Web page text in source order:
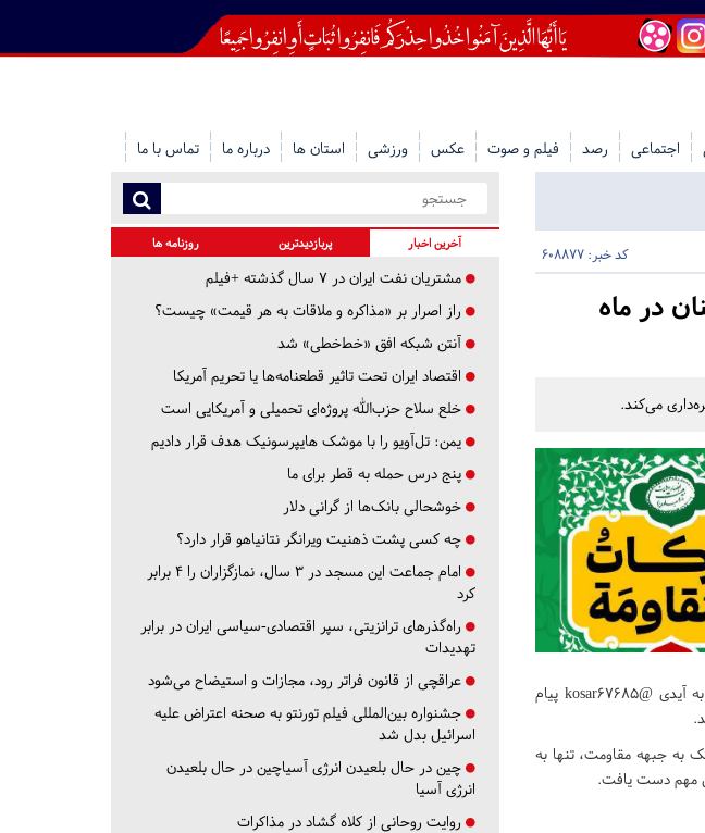
اجتماعی رصد فیلم و صوت عکس ورزشی استان ها درباره ما تماس با ما
کد خبر: 608877
در ماه
می‌کند.
برای کسب اطلاعات بیشتر و هماهنگی جهت مشارکت در این طرح خداپسندانه، می‌توانید در پیام‌رسان ایتا به آیدی @kosar67685 پیام
به جبهه مقاومت، تنها به
مهم دست یافت.
آخرین اخبار پربازدیدترین روزنامه ها
مشتریان نفت ایران در ۷ سال گذشته +فیلم
راز اصرار بر «مذاکره و ملاقات به هر قیمت» چیست؟
آنتن شبکه افق «خط‌خطی» شد
اقتصاد ایران تحت تاثیر قطعنامه‌ها یا تحریم‌ آمریکا
خلع سلاح حزب‌الله پروژه‌ای تحمیلی و آمریکایی است
یمن: تل‌آویو را با موشک هایپرسونیک هدف قرار دادیم
پنج درس‌ حمله به قطر برای ما
خوشحالی بانک‌ها از گرانی دلار
چه کسی پشت ذهنیت ویرانگر نتانیاهو قرار دارد؟
امام جماعت این مسجد در ۳ سال، نمازگزاران را ۴ برابر
کرد
راه‌گذرهای ترانزیتی، سپر اقتصادی-سیاسی ایران در برابر
تهدیدات
عراقچی از قانون فراتر رود، مجازات و استیضاح می‌شود
جشنواره بین‌المللی فیلم تورنتو به صحنه اعتراض علیه
اسرائیل بدل شد
چین در حال بلعیدن انرژی آسیاچین در حال بلعیدن
انرژی آسیا
روایت روحانی از کلاه گشاد در مذاکرات